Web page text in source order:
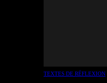
TEXTES DE RÉFLEXION